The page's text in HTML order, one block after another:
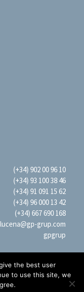
(+34) 902 00 96 10
(+34) 93 100 38 46
(+34) 91 091 15 62
(+34) 96 000 13 42
(+34) 667 690 168
grup.com
gpgrup
(LLC)
the best user
to use this site, we